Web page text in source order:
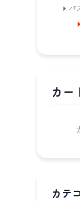
パ
カー
カテ